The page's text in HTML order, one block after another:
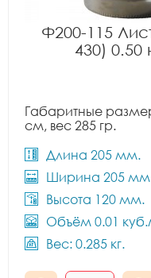
Ф200-115
430) 0.50
Габаритные
см, вес 285 гр.
Длина 205 мм.
Ширина 205
Высота 120 мм.
Объём 0.01
Вес: 0.285 кг.